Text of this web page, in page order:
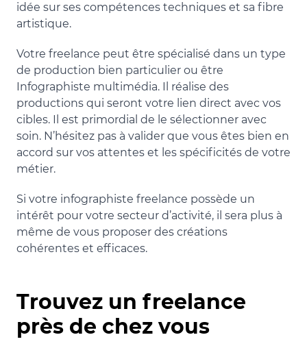
idée sur ses compétences techniques et sa fibre
artistique.
Votre freelance peut être spécialisé dans un type
de production bien particulier ou être
Infographiste multimédia. Il réalise des
productions qui seront votre lien direct avec vos
cibles. Il est primordial de le sélectionner avec
soin. N’hésitez pas à valider que vous êtes bien en
accord sur vos attentes et les spécificités de votre
métier.
Si votre infographiste freelance possède un
intérêt pour votre secteur d’activité, il sera plus à
même de vous proposer des créations
cohérentes et efficaces.
Trouvez un freelance
près de chez vous